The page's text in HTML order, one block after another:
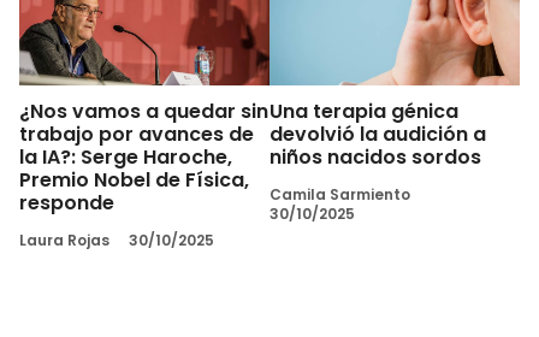
¿Nos vamos a quedar sin
trabajo por avances de
la IA?: Serge Haroche,
Premio Nobel de Física,
responde
Laura Rojas 30/10/2025
Una terapia génica
devolvió la audición a
niños nacidos sordos
Camila Sarmiento
30/10/2025